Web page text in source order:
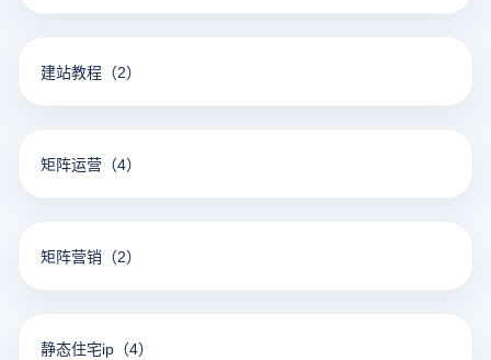
建站教程 （2）
矩阵运营 （4）
矩阵营销 （2）
静态住宅ip （4）